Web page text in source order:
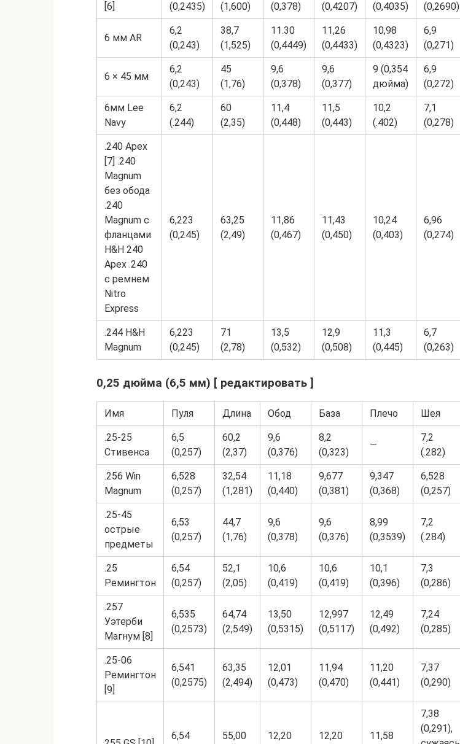
[6]
(0,2435)
(1,600)
(0,378)
(0,4207)
(0,4035)
(0,2690)
6 мм AR
6,2
(0,243)
38,7
(1,525)
11.30
(0,4449)
11,26
(0,4433)
10,98
(0,4323)
6,9
(0,271)
6 × 45 мм
6,2
(0,243)
45
(1,76)
9,6
(0,378)
9,6
(0,377)
9 (0,354
дюйма)
6,9
(0,272)
6мм Lee
Navy
6,2
(.244)
60
(2,35)
11,4
(0,448)
11,5
(0,443)
10,2
(.402)
7,1
(0,278)
.240 Apex
[7] .240
Magnum
без обода
.240
Magnum с
фланцами
H&H 240
Apex .240
с ремнем
Nitro
Express
6,223
(0,245)
63,25
(2,49)
11,86
(0,467)
11,43
(0,450)
10,24
(0,403)
6,96
(0,274)
.244 H&H
Magnum
6,223
(0,245)
71
(2,78)
13,5
(0,532)
12,9
(0,508)
11,3
(0,445)
6,7
(0,263)
0,25 дюйма (6,5 мм) [ редактировать ]
Имя Пуля Длина Обод База Плечо Шея
.25-25
Стивенса
6,5
(0,257)
60,2
(2,37)
9,6
(0,376)
8,2
(0,323)
—
7,2
(.282)
.256 Win
Magnum
6,528
(0,257)
32,54
(1,281)
11,18
(0,440)
9,677
(0,381)
9,347
(0,368)
6,528
(0,257)
.25-45
острые
предметы
6,53
(0,257)
44,7
(1,76)
9,6
(0,378)
9,6
(0,376)
8,99
(0,3539)
7,2
(.284)
.25
Ремингтон
6,54
(0,257)
52,1
(2,05)
10,6
(0,419)
10,6
(0,419)
10,1
(0,396)
7,3
(0,286)
.257
Уэтерби
Магнум [8]
6,535
(0,2573)
64,74
(2,549)
13,50
(0,5315)
12,997
(0,5117)
12,49
(0,492)
7,24
(0,285)
.25-06
Ремингтон
[9]
6,541
(0,2575)
63,35
(2,494)
12,01
(0,473)
11,94
(0,470)
11,20
(0,441)
7,37
(0,290)
6,54 55,00 12,20 12,20 11,58
7,38
(0,291),